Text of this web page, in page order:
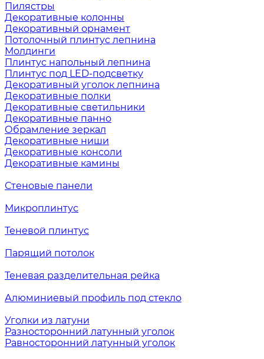
Пилястры
Декоративные колонны
Декоративный орнамент
Потолочный плинтус лепнина
Молдинги
Плинтус напольный лепнина
Плинтус под LED-подсветку
Декоративный уголок лепнина
Декоративные полки
Декоративные светильники
Декоративные панно
Обрамление зеркал
Декоративные ниши
Декоративные консоли
Декоративные камины
Стеновые панели
Микроплинтус
Теневой плинтус
Парящий потолок
Теневая разделительная рейка
Алюминиевый профиль под стекло
Уголки из латуни
Разносторонний латунный уголок
Равносторонний латунный уголок